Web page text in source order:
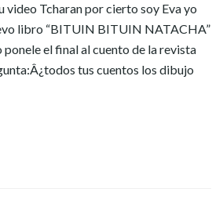
video Tcharan por cierto soy Eva yo
libro “BITUIN BITUIN NATACHA”
el final al cuento de la revista
tus cuentos los dibujo